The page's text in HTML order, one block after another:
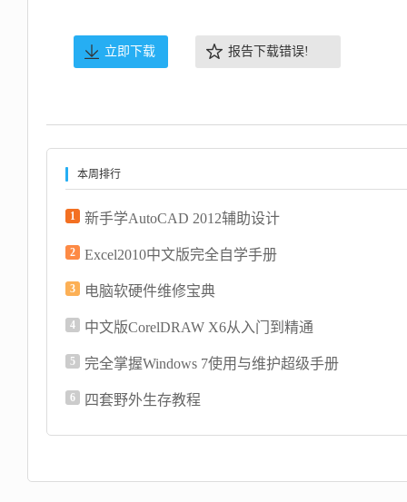
立即下载 报告下载错误!
本周排行
1 新手学AutoCAD 2012辅助设计
2 Excel2010中文版完全自学手册
3 电脑软硬件维修宝典
4 中文版CorelDRAW X6从入门到精通
5 完全掌握Windows 7使用与维护超级手册
6 四套野外生存教程